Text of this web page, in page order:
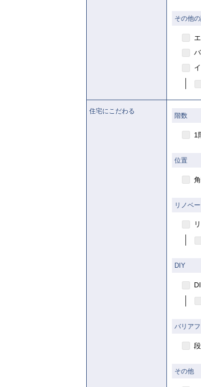
その他
住宅にこだわる
階数
1
位置
リノベ
DIY
バリア
その他